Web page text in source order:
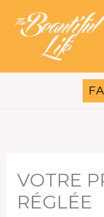
contenu
VOTRE
RÉGLÉE